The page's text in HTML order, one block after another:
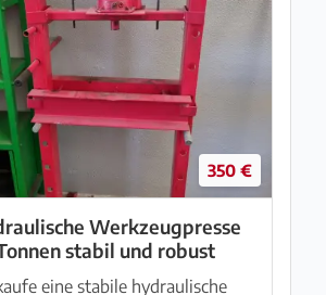
350 €
Werkzeugpresse
stabil und robust
eine stabile hydraulische